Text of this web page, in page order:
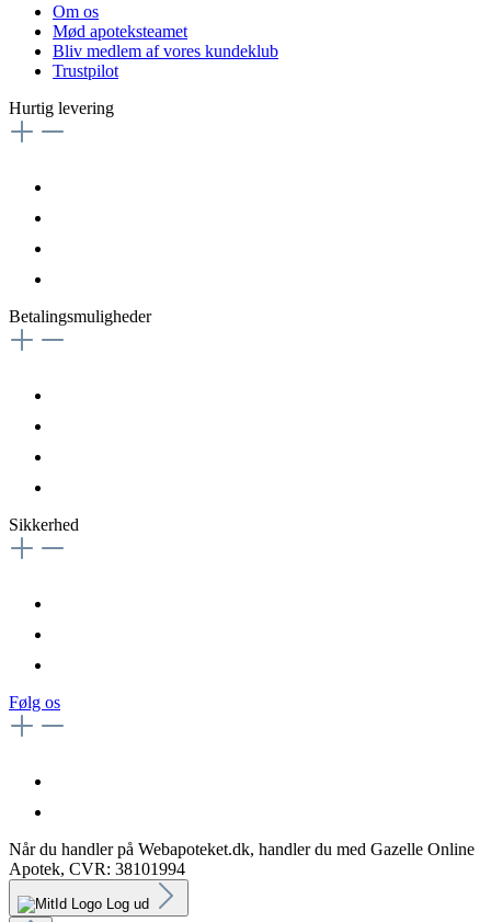
Om os
Mød apoteksteamet
Bliv medlem af vores kundeklub
Trustpilot
Hurtig levering
Betalingsmuligheder
Sikkerhed
Følg os
Når du handler på Webapoteket.dk, handler du med Gazelle Online
Apotek, CVR: 38101994
Log ud